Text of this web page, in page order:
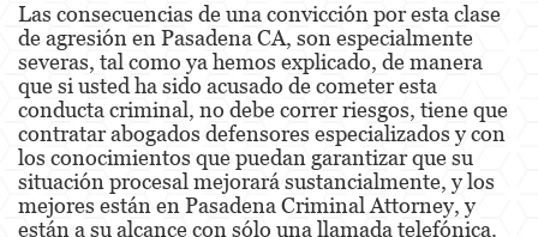
Las consecuencias de una convicción por esta clase
de agresión en Pasadena CA, son especialmente
severas, tal como ya hemos explicado, de manera
que si usted ha sido acusado de cometer esta
conducta criminal, no debe correr riesgos, tiene que
contratar abogados defensores especializados y con
los conocimientos que puedan garantizar que su
situación procesal mejorará sustancialmente, y los
mejores están en Pasadena Criminal Attorney, y
están a su alcance con sólo una llamada telefónica.